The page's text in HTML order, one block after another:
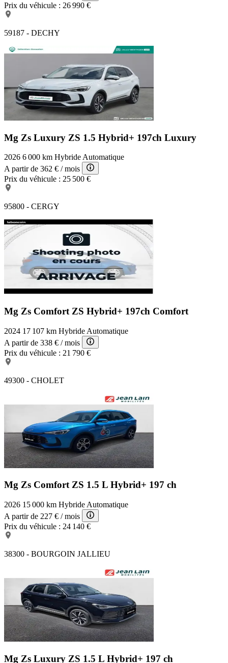
Prix du véhicule : 26 990 €
59187 - DECHY
Mg Zs Luxury ZS 1.5 Hybrid+ 197ch Luxury
2026 6 000 km Hybride Automatique
A partir de 362 € / mois
Prix du véhicule : 25 500 €
95800 - CERGY
Mg Zs Comfort ZS Hybrid+ 197ch Comfort
2024 17 107 km Hybride Automatique
A partir de 338 € / mois
Prix du véhicule : 21 790 €
49300 - CHOLET
Mg Zs ComfortZS 1.5 L Hybrid+ 197 ch
2026 15 000 km Hybride Automatique
A partir de 227 € / mois
Prix du véhicule : 24 140 €
38300 - BOURGOIN JALLIEU
Mg Zs Luxury ZS 1.5 L Hybrid+ 197 ch